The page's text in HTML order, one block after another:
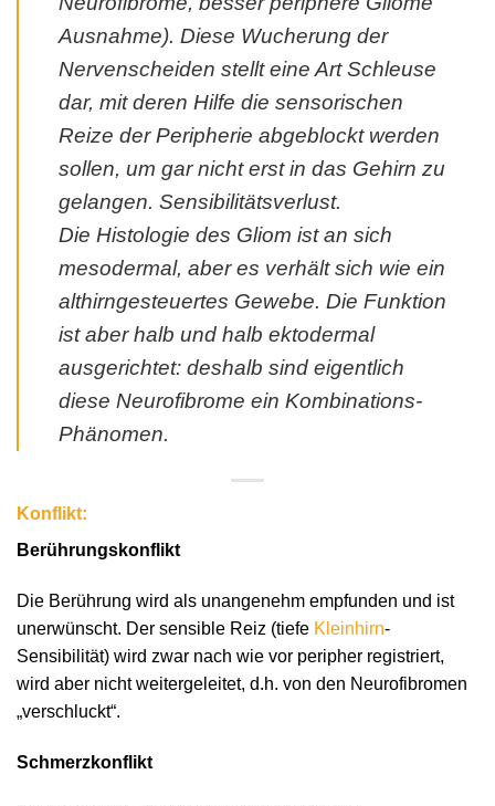
Ausnahme). Diese Wucherung der
Nervenscheiden stellt eine Art Schleuse
dar, mit deren Hilfe die sensorischen
Reize der Peripherie abgeblockt werden
sollen, um gar nicht erst in das Gehirn zu
gelangen. Sensibilitätsverlust.
Die Histologie des Gliom ist an sich
mesodermal, aber es verhält sich wie ein
althirngesteuertes Gewebe. Die Funktion
ist aber halb und halb ektodermal
ausgerichtet: deshalb sind eigentlich
diese Neurofibrome ein Kombinations-
Phänomen.
Konflikt:
Berührungskonflikt
Die Berührung wird als unangenehm empfunden und ist
unerwünscht. Der sensible Reiz (tiefe Kleinhirn-
Sensibilität) wird zwar nach wie vor peripher registriert,
wird aber nicht weitergeleitet, d.h. von den Neurofibromen
„verschluckt“.
Schmerzkonflikt